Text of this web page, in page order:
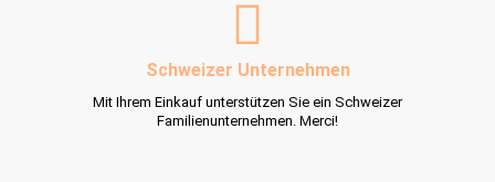
Schweizer Unternehmen
Mit Ihrem Einkauf unterstützen Sie ein Schweizer
Familienunternehmen. Merci!